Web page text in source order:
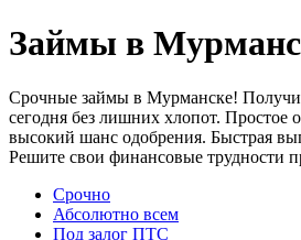
Займы в
Срочные займы в Мурманске!
сегодня без лишних хлопот. Простое
высокий шанс одобрения. Быстрая
Решите свои финансовые трудности
Срочно
Абсолютно всем
Под залог ПТС